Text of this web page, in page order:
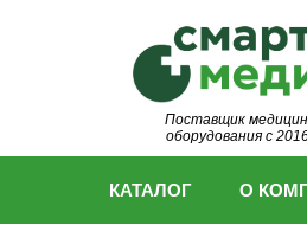
Поставщик
оборудования с
КАТАЛОГ О